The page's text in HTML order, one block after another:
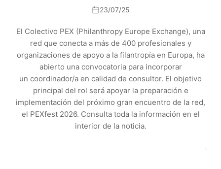
23/07/25
El Colectivo PEX (Philanthropy Europe Exchange), una
red que conecta a más de 400 profesionales y
organizaciones de apoyo a la filantropía en Europa, ha
abierto una convocatoria para incorporar
un coordinador/a en calidad de consultor. El objetivo
principal del rol será apoyar la preparación e
implementación del próximo gran encuentro de la red,
el PEXfest 2026. Consulta toda la información en el
interior de la noticia.